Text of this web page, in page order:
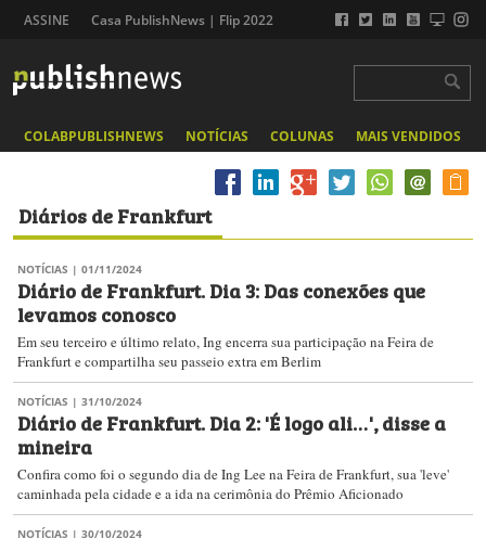
ASSINE Casa PublishNews | Flip 2022
COLABPUBLISHNEWS NOTÍCIAS COLUNAS MAIS VENDIDOS
Diários de Frankfurt
NOTÍCIAS | 01/11/2024
Diário de Frankfurt. Dia 3: Das conexões que
levamos conosco
Em seu terceiro e último relato, Ing encerra sua participação na Feira de
Frankfurt e compartilha seu passeio extra em Berlim
NOTÍCIAS | 31/10/2024
Diário de Frankfurt. Dia 2: 'É logo ali…', disse a
mineira
Confira como foi o segundo dia de Ing Lee na Feira de Frankfurt, sua 'leve'
caminhada pela cidade e a ida na cerimônia do Prêmio Aficionado
NOTÍCIAS | 30/10/2024